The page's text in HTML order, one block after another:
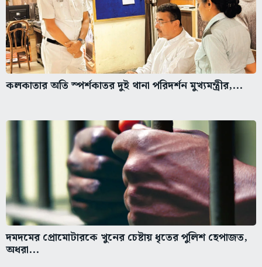
কলকাতার অতি স্পর্শকাতর দুই থানা পরিদর্শন মুখ্যমন্ত্রীর,...
দমদমের প্রোমোটারকে খুনের চেষ্টায় ধৃতের পুলিশ হেপাজত,
অধরা...